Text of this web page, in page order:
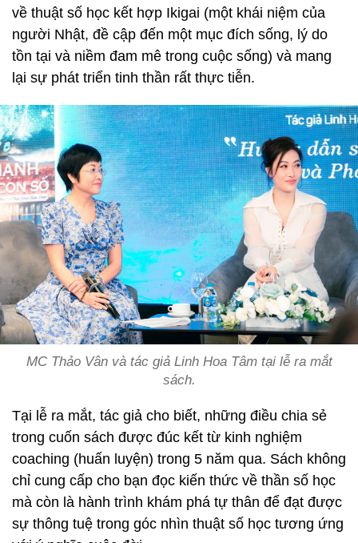
về thuật số học kết hợp Ikigai (một khái niệm của
người Nhật, đề cập đến một mục đích sống, lý do
tồn tại và niềm đam mê trong cuộc sống) và mang
lại sự phát triển tinh thần rất thực tiễn.
MC Thảo Vân và tác giả Linh Hoa Tâm tại lễ ra mắt
sách.
Tại lễ ra mắt, tác giả cho biết, những điều chia sẻ
trong cuốn sách được đúc kết từ kinh nghiệm
coaching (huấn luyện) trong 5 năm qua. Sách không
chỉ cung cấp cho bạn đọc kiến thức về thần số học
mà còn là hành trình khám phá tự thân để đạt được
sự thông tuệ trong góc nhìn thuật số học tương ứng